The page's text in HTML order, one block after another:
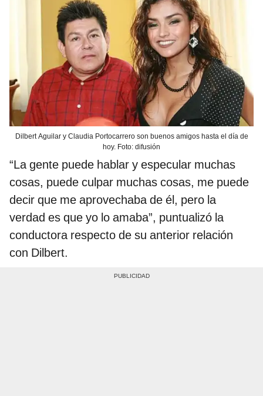
Dilbert Aguilar y Claudia Portocarrero son buenos amigos hasta el día de
hoy. Foto: difusión
“La gente puede hablar y especular muchas
cosas, puede culpar muchas cosas, me puede
decir que me aprovechaba de él, pero la
verdad es que yo lo amaba”, puntualizó la
conductora respecto de su anterior relación
con Dilbert.